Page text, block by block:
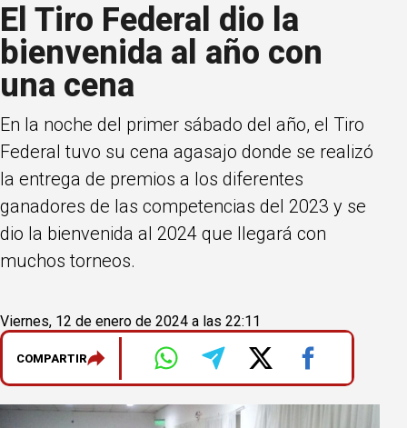
El Tiro Federal dio la
bienvenida al año con
una cena
En la noche del primer sábado del año, el Tiro
Federal tuvo su cena agasajo donde se realizó
la entrega de premios a los diferentes
ganadores de las competencias del 2023 y se
dio la bienvenida al 2024 que llegará con
muchos torneos.
Viernes, 12 de enero de 2024 a las 22:11
COMPARTIR